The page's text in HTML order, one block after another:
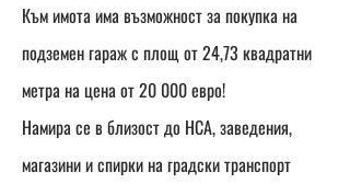
Към имота има възможност за покупка на
подземен гараж с площ от 24,73 квадратни
метра на цена от 20 000 евро!
Намира се в близост до НСА, заведения,
магазини и спирки на градски транспорт